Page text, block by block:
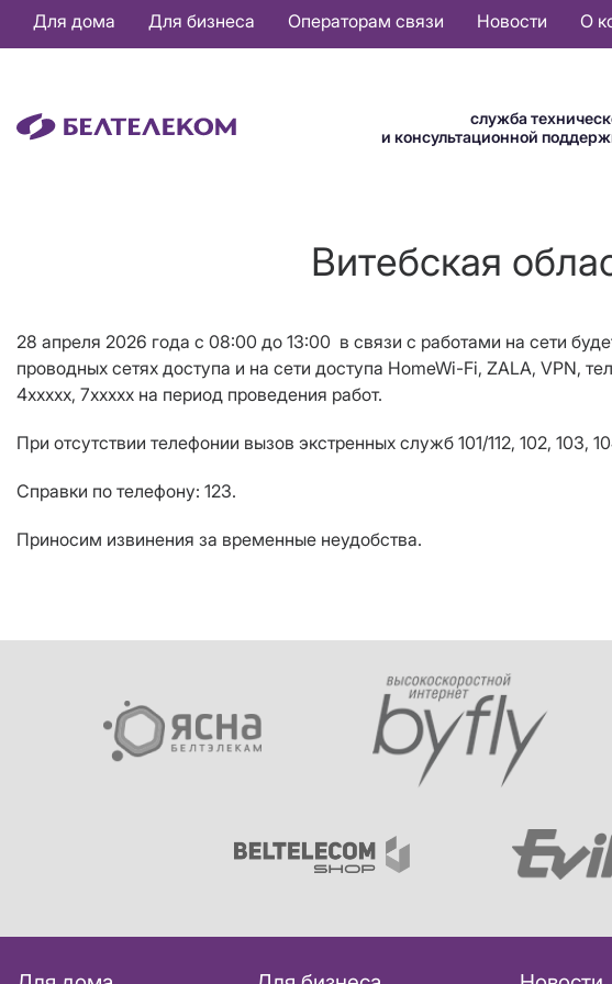
Основная
навигация
Для дома Для бизнеса Операторам связи Новости О
служба
и консультационной
Витебская
28 апреля 2026 года с 08:00 до 13:00 в связи с работами на сети
проводных сетях доступа и на сети доступа HomeWi-Fi, ZALA, VPN,
4ххххх, 7ххххх на период проведения работ.
При отсутствии телефонии вызов экстренных служб 101/112, 102,
Справки по телефону: 123.
Приносим извинения за временные неудобства.